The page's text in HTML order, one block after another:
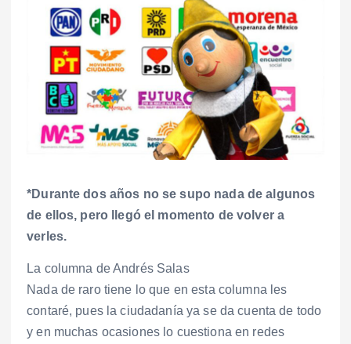
*Durante dos años no se supo nada de algunos
de ellos, pero llegó el momento de volver a
verles.
La columna de Andrés Salas
Nada de raro tiene lo que en esta columna les
contaré, pues la ciudadanía ya se da cuenta de todo
y en muchas ocasiones lo cuestiona en redes